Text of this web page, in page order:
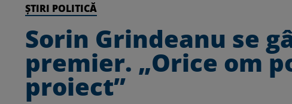
ȘTIRI POLITICĂ
Sorin Grindeanu se
premier. „Orice om
proiect”